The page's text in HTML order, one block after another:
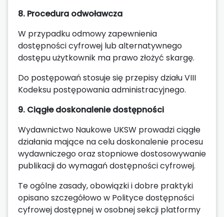
8. Procedura odwoławcza
W przypadku odmowy zapewnienia
dostępności cyfrowej lub alternatywnego
dostępu użytkownik ma prawo złożyć skargę.
Do postępowań stosuje się przepisy działu VIII
Kodeksu postępowania administracyjnego.
9. Ciągłe doskonalenie dostępności
Wydawnictwo Naukowe UKSW prowadzi ciągłe
działania mające na celu doskonalenie procesu
wydawniczego oraz stopniowe dostosowywanie
publikacji do wymagań dostępności cyfrowej.
Te ogólne zasady, obowiązki i dobre praktyki
opisano szczegółowo w Polityce dostępności
cyfrowej dostępnej w osobnej sekcji platformy